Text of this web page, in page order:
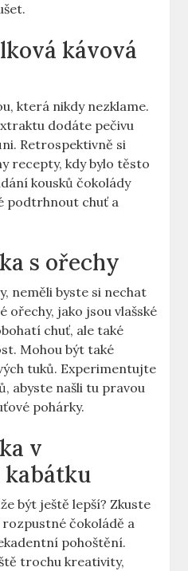
kávová
která nikdy nezklame.
dodáte pečivu
Retrospektivně si
recepty, kdy bylo těsto
kousků čokolády
podtrhnout chuť a
s ořechy
neměli byste si nechat
jako jsou vlašské
chuť, ale také
Mohou být také
tuků. Experimentujte
abyste našli tu pravou
pohárky.
v
kabátku
být ještě lepší? Zkuste
čokoládě a
pohoštění.
trochu kreativity,